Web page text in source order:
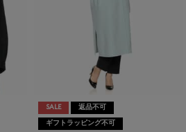
SALE 返品不可
ギフトラッピング不可